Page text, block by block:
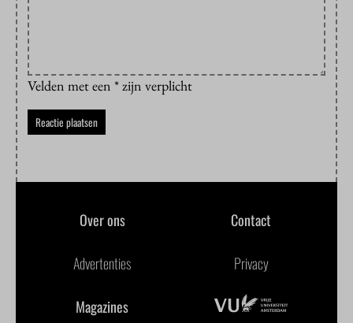
Velden met een * zijn verplicht
Over ons Contact
Advertenties Privacy
Magazines